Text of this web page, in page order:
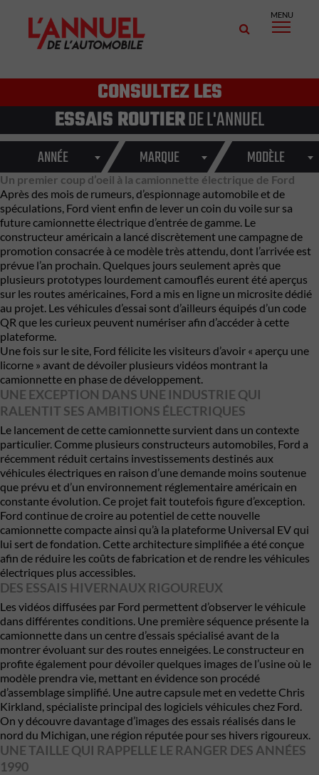
MENU
CONSULTEZ LES
ESSAIS ROUTIERDE L'ANNUEL
ANNÉE MARQUE MODÈLE
Un premier coup d’oeil à la camionnette électrique de Ford
Après des mois de rumeurs, d’espionnage automobile et de
spéculations, Ford vient enfin de lever un coin du voile sur sa
future camionnette électrique d’entrée de gamme. Le
constructeur américain a lancé discrètement une campagne de
promotion consacrée à ce modèle très attendu, dont l’arrivée est
prévue l’an prochain. Quelques jours seulement après que
plusieurs prototypes lourdement camouflés eurent été aperçus
sur les routes américaines, Ford a mis en ligne un microsite dédié
au projet. Les véhicules d’essai sont d’ailleurs équipés d’un code
QR que les curieux peuvent numériser afin d’accéder à cette
plateforme.
Une fois sur le site, Ford félicite les visiteurs d’avoir « aperçu une
licorne » avant de dévoiler plusieurs vidéos montrant la
camionnette en phase de développement.
UNE EXCEPTION DANS UNE INDUSTRIE QUI
RALENTIT SES AMBITIONS ÉLECTRIQUES
Le lancement de cette camionnette survient dans un contexte
particulier. Comme plusieurs constructeurs automobiles, Ford a
récemment réduit certains investissements destinés aux
véhicules électriques en raison d’une demande moins soutenue
que prévu et d’un environnement réglementaire américain en
constante évolution. Ce projet fait toutefois figure d’exception.
Ford continue de croire au potentiel de cette nouvelle
camionnette compacte ainsi qu’à la plateforme Universal EV qui
lui sert de fondation. Cette architecture simplifiée a été conçue
afin de réduire les coûts de fabrication et de rendre les véhicules
électriques plus accessibles.
DES ESSAIS HIVERNAUX RIGOUREUX
Les vidéos diffusées par Ford permettent d’observer le véhicule
dans différentes conditions. Une première séquence présente la
camionnette dans un centre d’essais spécialisé avant de la
montrer évoluant sur des routes enneigées. Le constructeur en
profite également pour dévoiler quelques images de l’usine où le
modèle prendra vie, mettant en évidence son procédé
d’assemblage simplifié. Une autre capsule met en vedette Chris
Kirkland, spécialiste principal des logiciels véhicules chez Ford.
On y découvre davantage d’images des essais réalisés dans le
nord du Michigan, une région réputée pour ses hivers rigoureux.
UNE TAILLE QUI RAPPELLE LE RANGER DES ANNÉES
1990